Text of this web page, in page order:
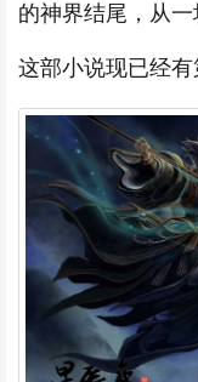
的神界结尾，从一
这部小说现已经有